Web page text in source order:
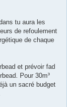
tu aura les
de refoulement
de chaque
et prévoir fad
Pour 30m³
un sacré budget